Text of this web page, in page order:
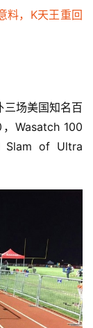
料，K天王重回
三场美国知名百
Wasatch 100
of Ultra